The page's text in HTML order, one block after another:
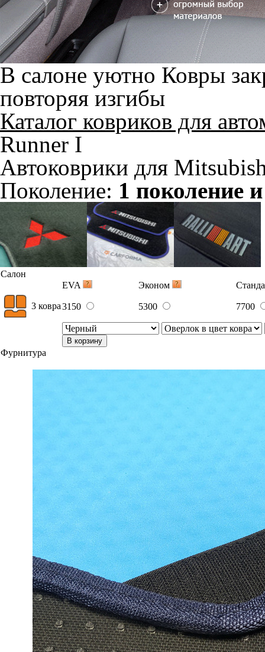
В салоне уютно Ковры
повторяя изгибы
Каталог ковриков для
Runner I
Автоковрики для
Поколение: 1 поколение
Салон
EVA
Эконом
3 ковра3150 5300 7700
В корзину
Фурнитура